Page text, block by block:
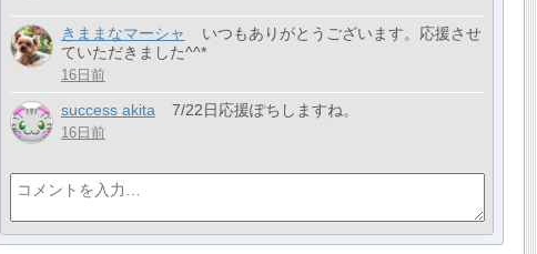
きままなマーシャ
いつもありがとうございます。応援させ
ていただきました^^*
16日前
success akita 7/22日応援ぽちしますね。
16日前